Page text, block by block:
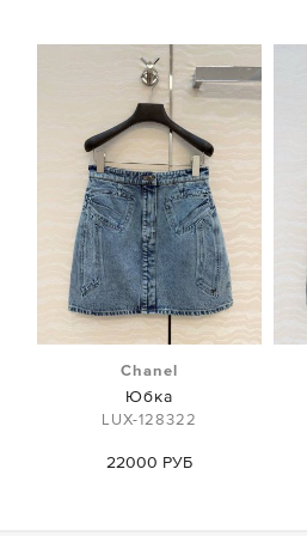
Chanel
Юбка
LUX-128322
22000 РУБ